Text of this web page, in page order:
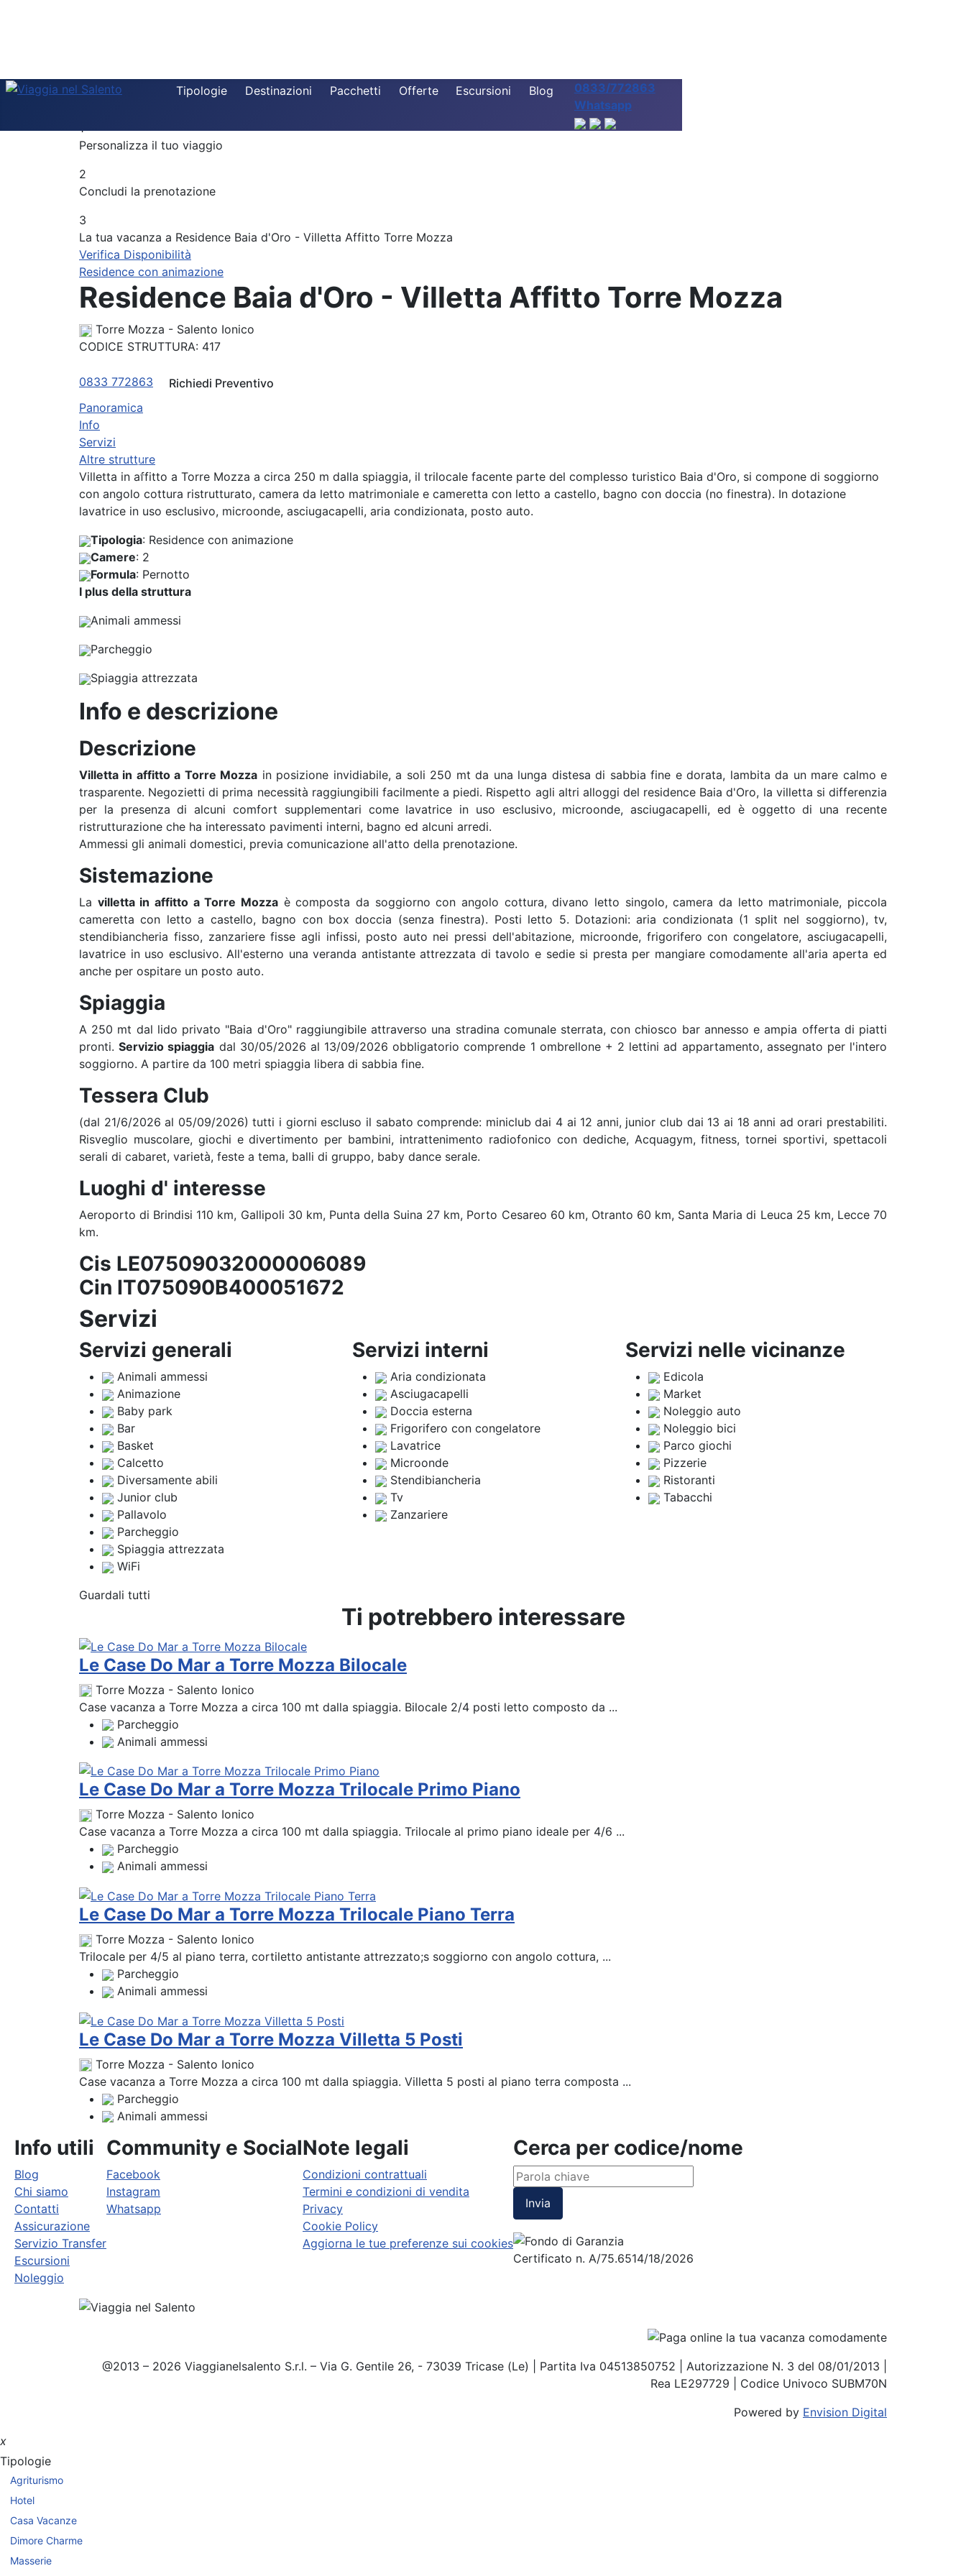
Tipologie Destinazioni Pacchetti Offerte Escursioni Blog
0833/772863
Whatsapp
Destinazione
Periodo
Componi la tua vacanza
1
Personalizza il tuo viaggio
2
Concludi la prenotazione
3
La tua vacanza a Residence Baia d'Oro - Villetta Affitto Torre Mozza
Verifica Disponibilità
Residence con animazione
Residence Baia d'Oro - Villetta Affitto Torre Mozza
Torre Mozza - Salento Ionico
CODICE STRUTTURA: 417
0833 772863
Richiedi Preventivo
Panoramica
Info
Servizi
Altre strutture
Previous
Next
Villetta in affitto a Torre Mozza a circa 250 m dalla spiaggia, il trilocale facente parte del complesso turistico Baia d'Oro, si compone di soggiorno
con angolo cottura ristrutturato, camera da letto matrimoniale e cameretta con letto a castello, bagno con doccia (no finestra). In dotazione
lavatrice in uso esclusivo, microonde, asciugacapelli, aria condizionata, posto auto.
Tipologia: Residence con animazione
Camere: 2
Formula: Pernotto
I plus della struttura
Animali ammessi
Parcheggio
Spiaggia attrezzata
Info e descrizione
Descrizione
Villetta in affitto a Torre Mozza in posizione invidiabile, a soli 250 mt da una lunga distesa di sabbia fine e dorata, lambita da un mare calmo e
trasparente. Negozietti di prima necessità raggiungibili facilmente a piedi. Rispetto agli altri alloggi del residence Baia d'Oro, la villetta si differenzia
per la presenza di alcuni comfort supplementari come lavatrice in uso esclusivo, microonde, asciugacapelli, ed è oggetto di una recente
ristrutturazione che ha interessato pavimenti interni, bagno ed alcuni arredi.
Ammessi gli animali domestici, previa comunicazione all'atto della prenotazione.
Sistemazione
La villetta in affitto a Torre Mozza è composta da soggiorno con angolo cottura, divano letto singolo, camera da letto matrimoniale, piccola
cameretta con letto a castello, bagno con box doccia (senza finestra). Posti letto 5. Dotazioni: aria condizionata (1 split nel soggiorno), tv,
stendibiancheria fisso, zanzariere fisse agli infissi, posto auto nei pressi dell'abitazione, microonde, frigorifero con congelatore, asciugacapelli,
lavatrice in uso esclusivo. All'esterno una veranda antistante attrezzata di tavolo e sedie si presta per mangiare comodamente all'aria aperta ed
anche per ospitare un posto auto.
Spiaggia
A 250 mt dal lido privato "Baia d'Oro" raggiungibile attraverso una stradina comunale sterrata, con chiosco bar annesso e ampia offerta di piatti
pronti.Servizio spiaggia dal 30/05/2026 al 13/09/2026 obbligatorio comprende 1 ombrellone + 2 lettini ad appartamento, assegnato per l'intero
soggiorno. A partire da 100 metri spiaggia libera di sabbia fine.
Tessera Club
(dal 21/6/2026 al 05/09/2026) tutti i giorni escluso il sabato comprende: miniclub dai 4 ai 12 anni, junior club dai 13 ai 18 anni ad orari prestabiliti.
Risveglio muscolare, giochi e divertimento per bambini, intrattenimento radiofonico con dediche, Acquagym, fitness, tornei sportivi, spettacoli
serali di cabaret, varietà, feste a tema, balli di gruppo, baby dance serale.
Luoghi d' interesse
Aeroporto di Brindisi 110 km, Gallipoli 30 km, Punta della Suina 27 km, Porto Cesareo 60 km, Otranto 60 km, Santa Maria di Leuca 25 km, Lecce 70
km.
Cis LE07509032000006089
Cin IT075090B400051672
Servizi
Servizi generali
Animali ammessi
Animazione
Baby park
Bar
Basket
Calcetto
Diversamente abili
Junior club
Pallavolo
Parcheggio
Spiaggia attrezzata
WiFi
Servizi interni
Aria condizionata
Asciugacapelli
Doccia esterna
Frigorifero con congelatore
Lavatrice
Microonde
Stendibiancheria
Tv
Zanzariere
Servizi nelle vicinanze
Edicola
Market
Noleggio auto
Noleggio bici
Parco giochi
Pizzerie
Ristoranti
Tabacchi
Guardali tutti
Ti potrebbero interessare
Le Case Do Mar a Torre Mozza Bilocale
Torre Mozza - Salento Ionico
Case vacanza a Torre Mozza a circa 100 mt dalla spiaggia. Bilocale 2/4 posti letto composto da ...
Parcheggio
Animali ammessi
Le Case Do Mar a Torre Mozza Trilocale Primo Piano
Torre Mozza - Salento Ionico
Case vacanza a Torre Mozza a circa 100 mt dalla spiaggia. Trilocale al primo piano ideale per 4/6 ...
Parcheggio
Animali ammessi
Le Case Do Mar a Torre Mozza Trilocale Piano Terra
Torre Mozza - Salento Ionico
Trilocale per 4/5 al piano terra, cortiletto antistante attrezzato;s soggiorno con angolo cottura, ...
Parcheggio
Animali ammessi
Le Case Do Mar a Torre Mozza Villetta 5 Posti
Torre Mozza - Salento Ionico
Case vacanza a Torre Mozza a circa 100 mt dalla spiaggia. Villetta 5 posti al piano terra composta ...
Parcheggio
Animali ammessi
Info utili
Blog
Chi siamo
Contatti
Assicurazione
Servizio Transfer
Escursioni
Noleggio
Community e Social
Facebook
Instagram
Whatsapp
Note legali
Condizioni contrattuali
Termini e condizioni di vendita
Privacy
Cookie Policy
Aggiorna le tue preferenze sui cookies
Cerca per codice/nome
Invia
Certificato n. A/75.6514/18/2026
@2013 – 2026 Viaggianelsalento S.r.l. – Via G. Gentile 26, - 73039 Tricase (Le) | Partita Iva 04513850752 | Autorizzazione N. 3 del 08/01/2013 |
Rea LE297729 | Codice Univoco SUBM70N
Powered by Envision Digital
x
Tipologie
Agriturismo
Hotel
Casa Vacanze
Dimore Charme
Masserie